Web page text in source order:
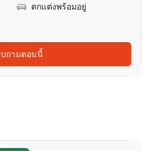
ตกแต่งพร้อมอยู่
ถามตอนนี้